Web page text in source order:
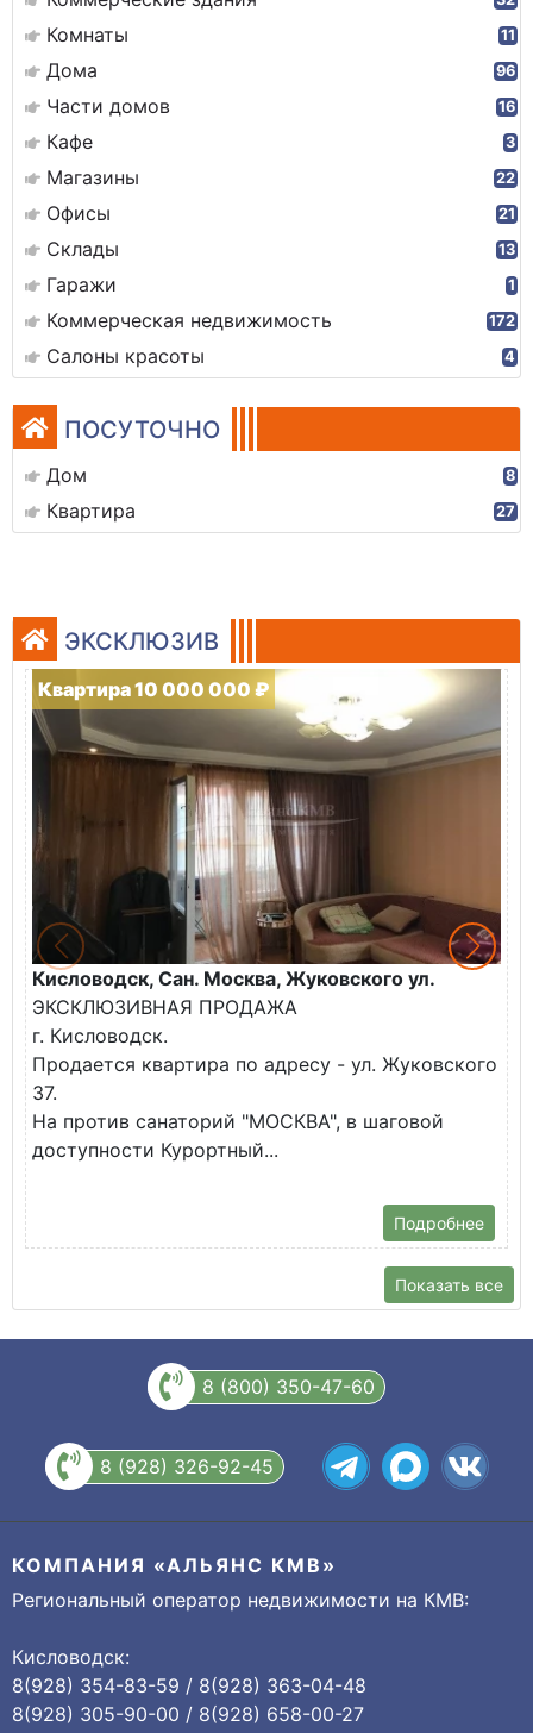
Комнаты 11
Дома 96
Части домов 16
Кафе 3
Магазины 22
Офисы 21
Склады 13
Гаражи 1
Коммерческая недвижимость 172
Салоны красоты 4
ПОСУТОЧНО
Дом 8
Квартира 27
ЭКСКЛЮЗИВ
Квартира 10 000 000 ₽
Кисловодск, Сан. Москва, Жуковского ул.
ЭКСКЛЮЗИВНАЯ ПРОДАЖА
г. Кисловодск.
Продается квартира по адресу - ул. Жуковского
37.
На против санаторий "МОСКВА", в шаговой
доступности Курортный...
Подробнее
Показать все
8 (800) 350-47-60
8 (928) 326-92-45
КОМПАНИЯ «АЛЬЯНС КМВ»
Региональный оператор недвижимости на КМВ:
Кисловодск:
8(928) 354-83-59 / 8(928) 363-04-48
8(928) 305-90-00 / 8(928) 658-00-27